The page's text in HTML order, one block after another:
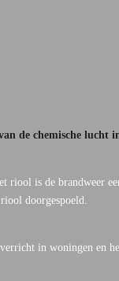
de chemische lucht
riool is de brandweer
doorgespoeld.
in woningen en